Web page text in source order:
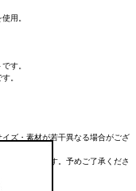
用。
す。
。
ズ・素材が若干異なる場合がござ
がございます。予めご了承くださ